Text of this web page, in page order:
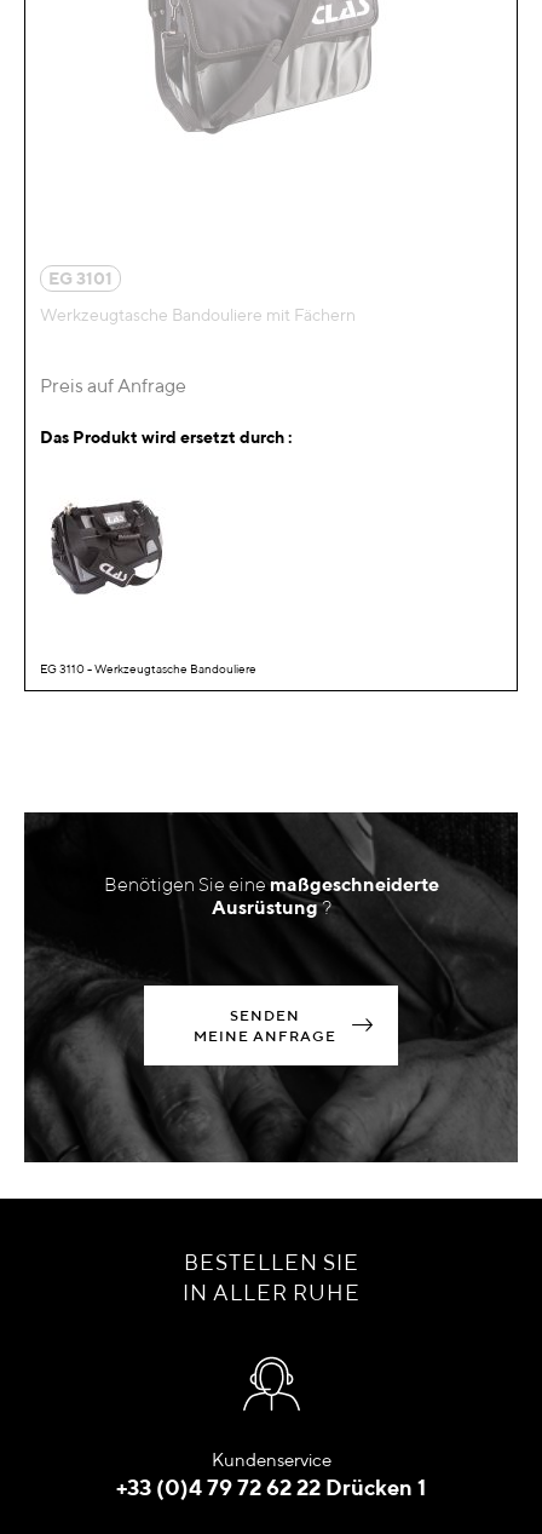
EG 3101
Werkzeugtasche Bandouliere mit Fächern
Preis auf Anfrage
Das Produkt wird ersetzt durch :
EG 3110 - Werkzeugtasche Bandouliere
Benötigen Sie einemaßgeschneiderte
Ausrüstung?
SENDEN
MEINE ANFRAGE
BESTELLEN SIE
IN ALLER RUHE
Kundenservice
+33 (0)4 79 72 62 22 Drücken 1